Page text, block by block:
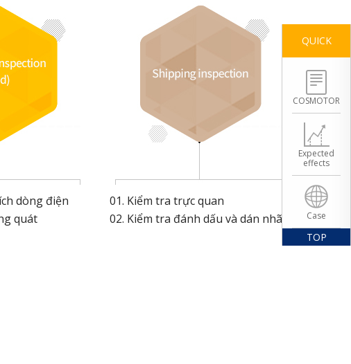
QUICK
COSMOTOR
Expected
effects
Case
TOP
dòng điện
quát
01. Kiểm tra trực quan
02. Kiểm tra đánh dấu và dán nhãn